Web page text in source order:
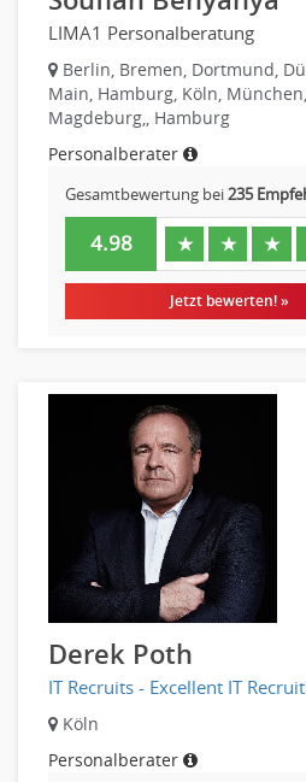
Finanzen Leitung, Teamleitung
Finanzen Prozessmanagement
Rechnungswesen
Revision
Steuern
Arbeitssicherheit
Montage
Beauty, Wellness
Gastronomie, Hotellerie
Holzhandwerk
Handwerk, Dienstleistung &
Maler, Lackierer
Mechaniker
Metallhandwerk
Nahrungsmittelherstellung, -
Reiseverkehr, Touristik
Sicherheitsdienste, Schutzdienste
Automatisierungstechnik
Bauwesen
LIMA1 Personalberatung
Berlin, Bremen, Dortmund,
Main, Hamburg, Köln,
Magdeburg,, Hamburg
Personalberater
Gesamtbewertung bei235
4.98 ★ ★ ★
Jetzt bewerten! »
Derek Poth
IT Recruits - Excellent IT
Köln
Personalberater